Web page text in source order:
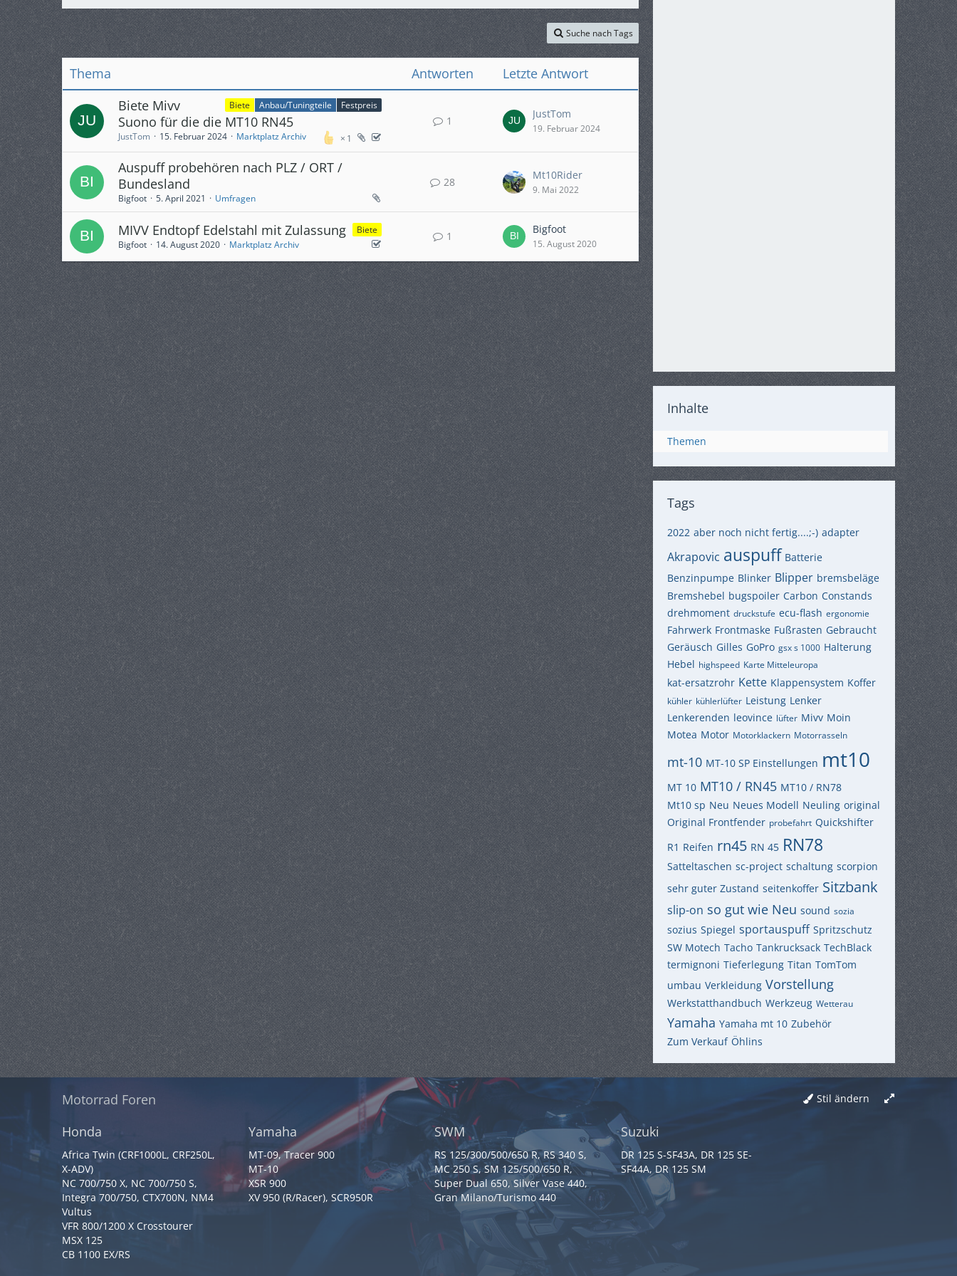
Suche nach Tags
Thema Antworten Letzte Antwort
Biete Anbau/Tuningteile Festpreis
Biete Mivv
Suono für die die MT10 RN45
1
JustTom 15. Februar 2024 Marktplatz Archiv
1
JustTom
19. Februar 2024
Auspuff probehören nach PLZ / ORT /
Bundesland
Bigfoot 5. April 2021 Umfragen
28
Mt10Rider
9. Mai 2022
Biete
MIVV Endtopf Edelstahl mit Zulassung
Bigfoot 14. August 2020 Marktplatz Archiv
1
Bigfoot
15. August 2020
Inhalte
Themen
Tags
2022 aber noch nicht fertig....;-) adapter
Akrapovic auspuff Batterie
Benzinpumpe Blinker Blipper bremsbeläge
Bremshebel bugspoiler Carbon Constands
drehmoment druckstufe ecu-flash ergonomie
Fahrwerk Frontmaske Fußrasten Gebraucht
Geräusch Gilles GoPro gsx s 1000 Halterung
Hebel highspeed Karte Mitteleuropa
kat-ersatzrohr Kette Klappensystem Koffer
kühler kühlerlüfter Leistung Lenker
Lenkerenden leovince lüfter Mivv Moin
Motea Motor Motorklackern Motorrasseln
mt-10 MT-10 SP Einstellungen mt10
MT 10 MT10 / RN45 MT10 / RN78
Mt10 sp Neu Neues Modell Neuling original
Original Frontfender probefahrt Quickshifter
R1 Reifen rn45 RN 45 RN78
Satteltaschen sc-project schaltung scorpion
sehr guter Zustand seitenkoffer Sitzbank
slip-on so gut wie Neu sound sozia
sozius Spiegel sportauspuff Spritzschutz
SW Motech Tacho Tankrucksack TechBlack
termignoni Tieferlegung Titan TomTom
umbau Verkleidung Vorstellung
Werkstatthandbuch Werkzeug Wetterau
Yamaha Yamaha mt 10 Zubehör
Zum Verkauf Öhlins
Stil ändern
Motorrad Foren
Honda
Africa Twin (CRF1000L, CRF250L,
X-ADV)
NC 700/750 X, NC 700/750 S,
Integra 700/750, CTX700N, NM4
Vultus
VFR 800/1200 X Crosstourer
MSX 125
CB 1100 EX/RS
Yamaha
MT-09, Tracer 900
MT-10
XSR 900
XV 950 (R/Racer), SCR950R
SWM
RS 125/300/500/650 R, RS 340 S,
MC 250 S, SM 125/500/650 R,
Super Dual 650, Silver Vase 440,
Gran Milano/Turismo 440
Suzuki
DR 125 S-SF43A, DR 125 SE-
SF44A, DR 125 SM